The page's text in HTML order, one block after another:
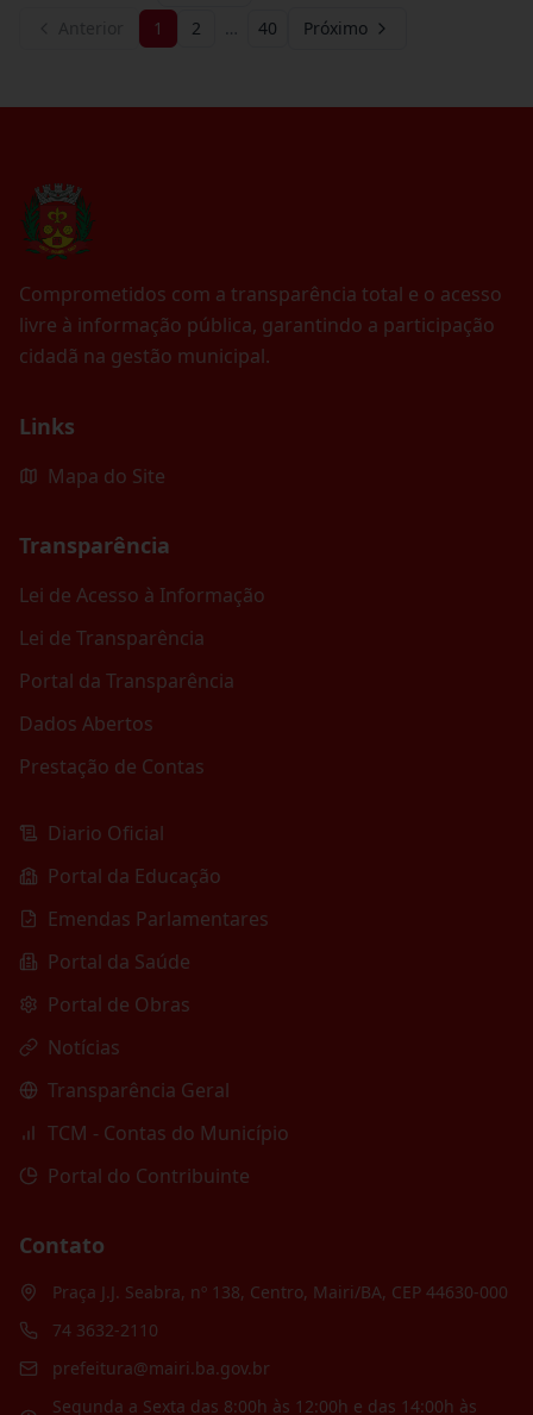
1 2 … 40 Próximo
Comprometidos com a transparência total e o acesso
livre à informação pública, garantindo a participação
cidadã na gestão municipal.
Links
Mapa do Site
Transparência
Lei de Acesso à Informação
Lei de Transparência
Portal da Transparência
Dados Abertos
Prestação de Contas
Diario Oficial
Portal da Educação
Emendas Parlamentares
Portal da Saúde
Portal de Obras
Notícias
Transparência Geral
TCM - Contas do Município
Portal do Contribuinte
Contato
Praça J.J. Seabra, nº 138, Centro, Mairi/BA, CEP 44630-000
74 3632-2110
prefeitura@mairi.ba.gov.br
Segunda a Sexta das 8:00h às 12:00h e das 14:00h às